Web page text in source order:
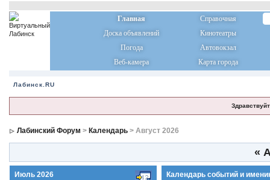
Главная
Справочная
Доска объявлений
Кинотеатры
Погода
Автовокзал
Веб-камера
Карта города
Лабинск.RU
Лабинский Форум > Календарь> Август 2026
«
Июль 2026 Календарь событий и